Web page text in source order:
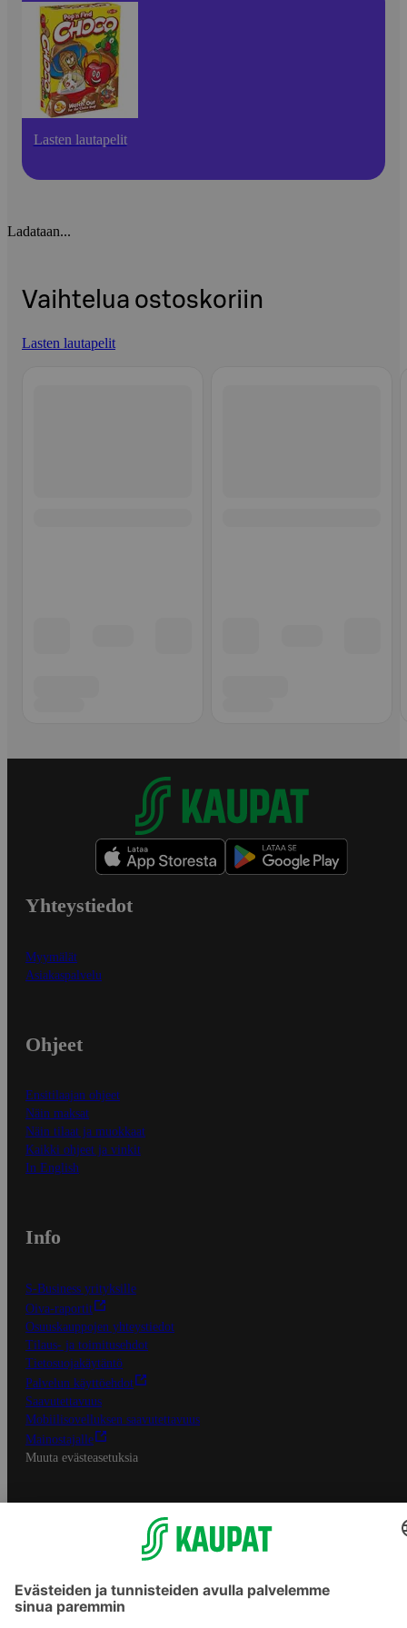
Lasten lautapelit
Ladataan...
Vaihtelua ostoskoriin
Lasten lautapelit
Yhteystiedot
Myymälät
Asiakaspalvelu
Ohjeet
Ensitilaajan ohjeet
Näin maksat
Näin tilaat ja muokkaat
Kaikki ohjeet ja vinkit
In English
Info
S-Business yrityksille
Oiva-raportit
Osuuskauppojen yhteystiedot
Tilaus- ja toimitusehdot
Tietosuojakäytäntö
Palvelun käyttöehdot
Saavutettavuus
Mobiilisovelluksen saavutettavuus
Mainostajalle
Muuta evästeasetuksia
S-ryhmän palvelut
Asiakasomistajuus
Yhteishyvä Ruoka -sovellus